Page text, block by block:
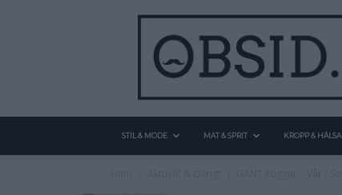
STIL & MODE MAT & SPRIT KROPP & HÄLSA